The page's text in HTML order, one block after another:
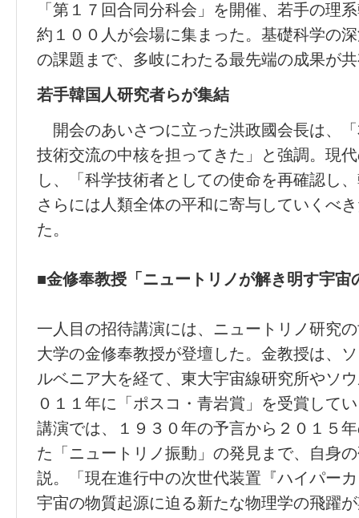
「第１７回合同分科会」を開催、若手の理
約１００人が会場に集まった。基礎科学の
の課題まで、多岐にわたる最先端の成果が
若手韓国人研究者らが集結
開会のあいさつに立った洪政國会長は、
技術交流の中核を担ってきた」と強調。現
し、「科学技術者としての使命を再確認し
さらには人類全体の平和に寄与していくべ
た。
■金修奉教授「ニュートリノが解き明す宇宙
一人目の招待講演には、ニュートリノ研究
大学の金修奉教授が登壇した。金教授は、
ルベニア大を経て、東大宇宙線研究所やソ
０１１年に「ポスコ・青岩賞」を受賞して
講演では、１９３０年の予言から２０１５
た「ニュートリノ振動」の発見まで、自身
説。「現在進行中の次世代装置『ハイパー
宇宙の物質起源に迫る新たな物理学の飛躍